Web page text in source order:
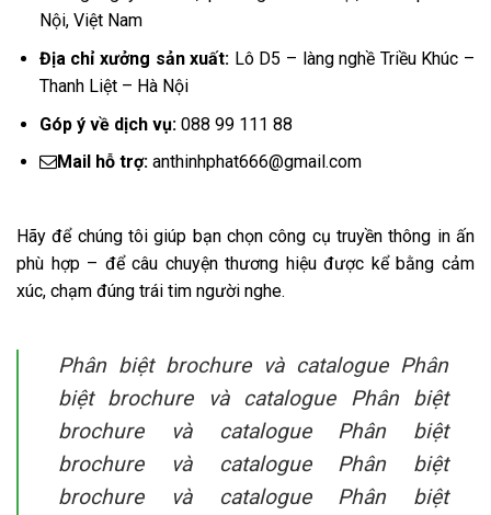
Nội, Việt Nam
Địa chỉ xưởng sản xuất: Lô D5 – làng nghề Triều Khúc –
Thanh Liệt – Hà Nội
Góp ý về dịch vụ: 088 99 111 88
Mail hỗ trợ: anthinhphat666@gmail.com
Hãy để chúng tôi giúp bạn chọn công cụ truyền thông in ấn
phù hợp – để câu chuyện thương hiệu được kể bằng cảm
xúc, chạm đúng trái tim người nghe.
Phân biệt brochure và catalogue Phân
biệt brochure và catalogue Phân biệt
brochure và catalogue Phân biệt
brochure và catalogue Phân biệt
brochure và catalogue Phân biệt